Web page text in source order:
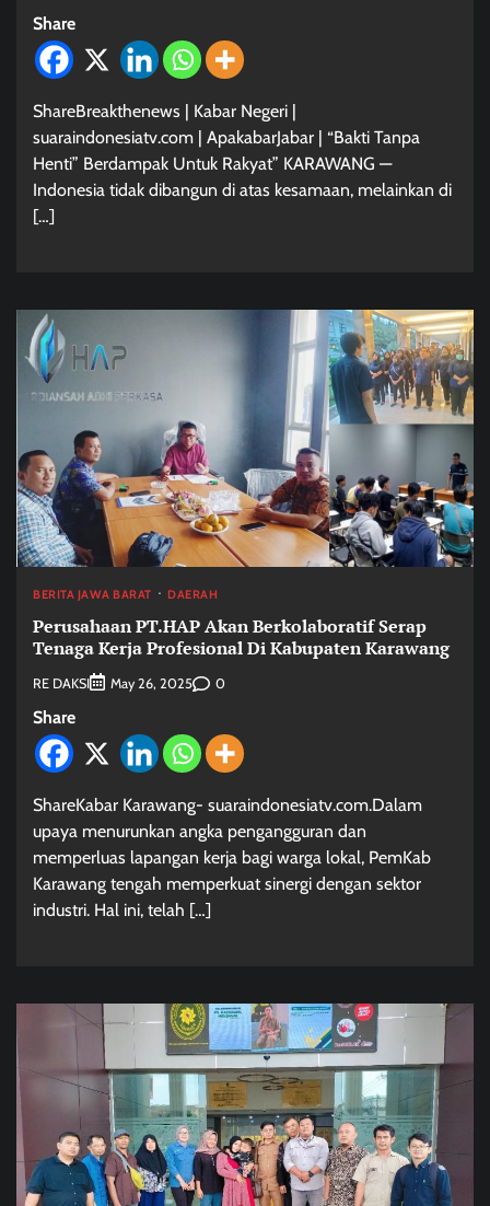
Share
ShareBreakthenews | Kabar Negeri |
suaraindonesiatv.com | ApakabarJabar | “Bakti Tanpa
Henti” Berdampak Untuk Rakyat” KARAWANG —
Indonesia tidak dibangun di atas kesamaan, melainkan di
[…]
BERITA JAWA BARAT DAERAH
Perusahaan PT.HAP Akan Berkolaboratif Serap
Tenaga Kerja Profesional Di Kabupaten Karawang
RE DAKSI May 26, 2025 0
Share
ShareKabar Karawang- suaraindonesiatv.com.Dalam
upaya menurunkan angka pengangguran dan
memperluas lapangan kerja bagi warga lokal, PemKab
Karawang tengah memperkuat sinergi dengan sektor
industri. Hal ini, telah […]